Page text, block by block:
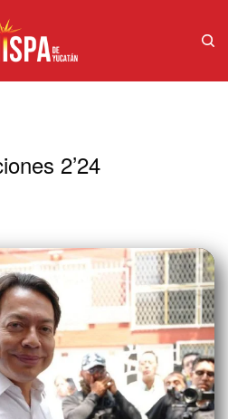
2’24